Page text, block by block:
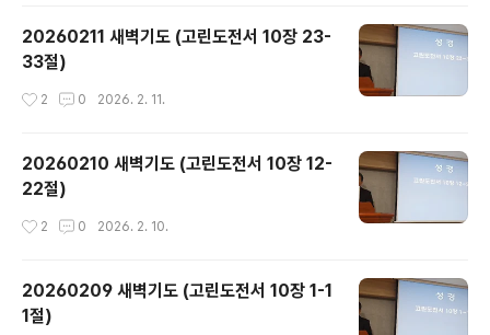
20260211 새벽기도 (고린도전서 10장 23-
33절)
2 0 2026. 2. 11.
20260210 새벽기도 (고린도전서 10장 12-
22절)
2 0 2026. 2. 10.
20260209 새벽기도 (고린도전서 10장 1-1
1절)